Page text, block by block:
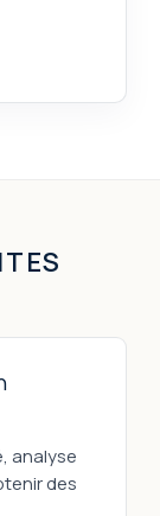
analyse
des